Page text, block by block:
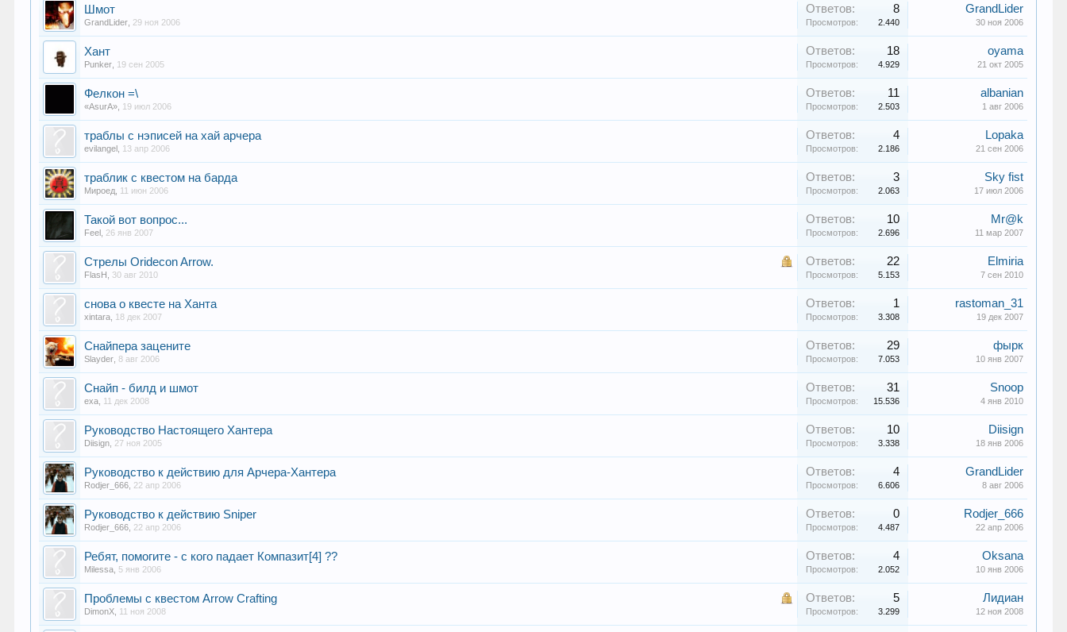
Шмот
GrandLider 29 ноя 2006
Ответов: 8
Просмотров: 2.440
GrandLider
30 ноя 2006
Хант
Punker 19 сен 2005
Ответов: 18
Просмотров: 4.929
oyama
21 окт 2005
Фелкон =\
«AsurA» 19 июл 2006
Ответов: 11
Просмотров: 2.503
albanian
1 авг 2006
траблы с нэписей на хай арчера
evilangel 13 апр 2006
Ответов: 4
Просмотров: 2.186
Lopaka
21 сен 2006
траблик с квестом на барда
Мироед 11 июн 2006
Ответов: 3
Просмотров: 2.063
Sky fist
17 июл 2006
Такой вот вопрос...
Feel 26 янв 2007
Ответов: 10
Просмотров: 2.696
Mr@k
11 мар 2007
Стрелы Oridecon Arrow.
FlasH 30 авг 2010
Ответов: 22
Просмотров: 5.153
Elmiria
7 сен 2010
снова о квесте на Ханта
xintara 18 дек 2007
Ответов: 1
Просмотров: 3.308
rastoman_31
19 дек 2007
Снайпера зацените
Slayder ,8 авг 2006
Ответов: 29
Просмотров: 7.053
фырк
10 янв 2007
Снайп - билд и шмот
exa 11 дек 2008
Ответов: 31
Просмотров: 15.536
Snoop
4 янв 2010
Руководство Настоящего Хантера
Diisign 27 ноя 2005
Ответов: 10
Просмотров: 3.338
Diisign
18 янв 2006
Руководство к действию для Арчера-Хантера
Rodjer_666 22 апр 2006
Ответов: 4
Просмотров: 6.606
GrandLider
8 авг 2006
Руководство к действию Sniper
Rodjer_666 22 апр 2006
Ответов: 0
Просмотров: 4.487
Rodjer_666
22 апр 2006
Ребят, помогите - с кого падает Компазит[4] ??
Milessa 5 янв 2006
Ответов: 4
Просмотров: 2.052
Oksana
10 янв 2006
Проблемы с квестом Arrow Crafting
DimonX 11 ноя 2008
Ответов: 5
Просмотров: 3.299
Лидиан
12 ноя 2008